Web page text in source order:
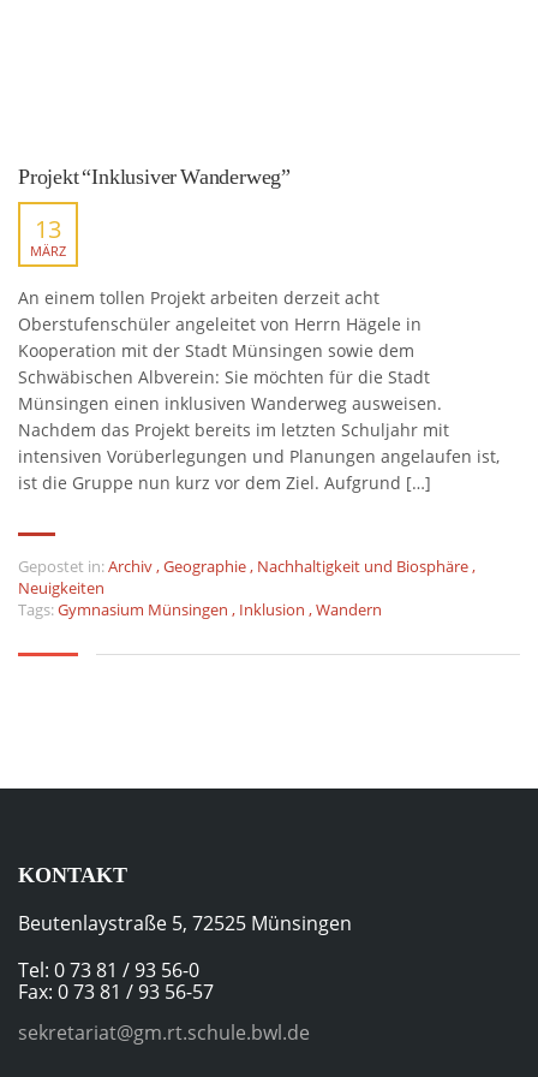
Projekt “Inklusiver Wanderweg”
13
MÄRZ
An einem tollen Projekt arbeiten derzeit acht
Oberstufenschüler angeleitet von Herrn Hägele in
Kooperation mit der Stadt Münsingen sowie dem
Schwäbischen Albverein: Sie möchten für die Stadt
Münsingen einen inklusiven Wanderweg ausweisen.
Nachdem das Projekt bereits im letzten Schuljahr mit
intensiven Vorüberlegungen und Planungen angelaufen ist,
ist die Gruppe nun kurz vor dem Ziel. Aufgrund […]
Gepostet in:Archiv,Geographie, Nachhaltigkeit und Biosphäre,
Neuigkeiten
Tags:Gymnasium Münsingen , Inklusion ,Wandern
KONTAKT
Beutenlaystraße 5, 72525 Münsingen
Tel: 0 73 81 / 93 56-0
Fax: 0 73 81 / 93 56-57
sekretariat@gm.rt.schule.bwl.de